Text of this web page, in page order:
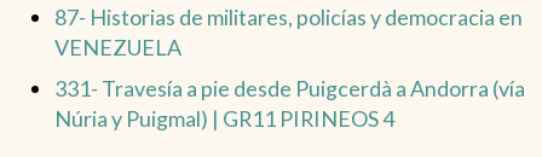
87- Historias de militares, policías y democracia en
VENEZUELA
331- Travesía a pie desde Puigcerdà a Andorra (vía
Núria y Puigmal) | GR11 PIRINEOS 4